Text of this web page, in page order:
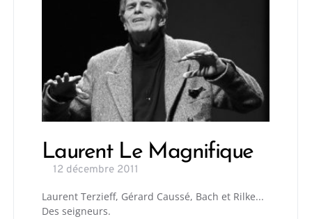
Laurent Le Magnifique
12 décembre 2011
Laurent Terzieff, Gérard Caussé, Bach et Rilke...
Des seigneurs.